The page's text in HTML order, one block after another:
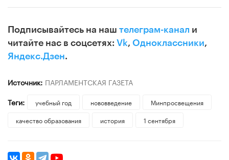
Подписывайтесь на наш телеграм-канал и
читайте нас в соцсетях: Vk, Одноклассники,
Яндекс.Дзен.
Источник: ПАРЛАМЕНТСКАЯ ГАЗЕТА
Теги:
учебный год нововведение
Минпросвещения
качество образования
история 1 сентября